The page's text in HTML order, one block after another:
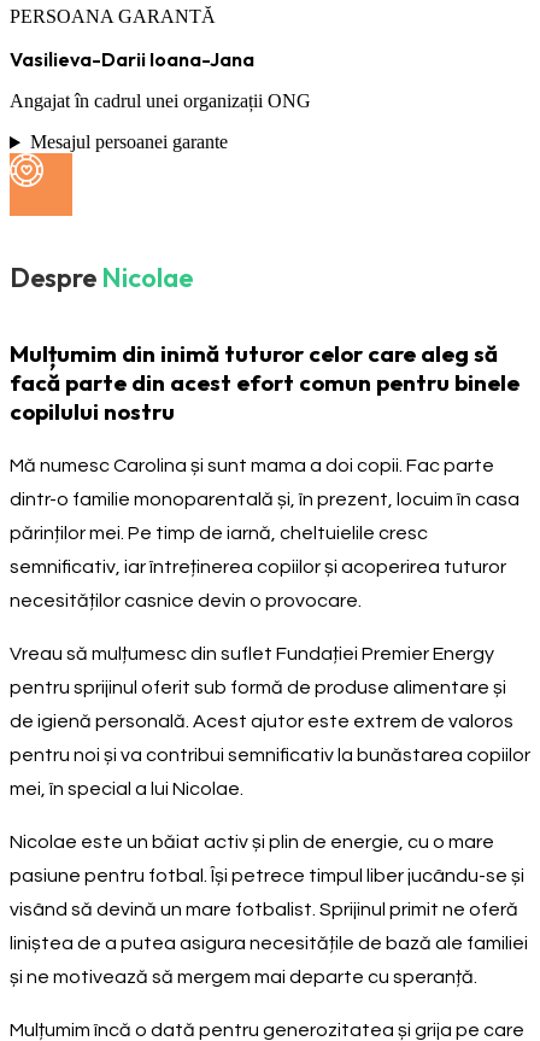
PERSOANA GARANTĂ
Vasilieva-Darii Ioana-Jana
Angajat în cadrul unei organizații ONG
Mesajul persoanei garante
Despre Nicolae
Mulțumim din inimă tuturor celor care aleg să
facă parte din acest efort comun pentru binele
copilului nostru
Mă numesc Carolina și sunt mama a doi copii. Fac parte
dintr-o familie monoparentală și, în prezent, locuim în casa
părinților mei. Pe timp de iarnă, cheltuielile cresc
semnificativ, iar întreținerea copiilor și acoperirea tuturor
necesităților casnice devin o provocare.
Vreau să mulțumesc din suflet Fundației Premier Energy
pentru sprijinul oferit sub formă de produse alimentare și
de igienă personală. Acest ajutor este extrem de valoros
pentru noi și va contribui semnificativ la bunăstarea copiilor
mei, în special a lui Nicolae.
Nicolae este un băiat activ și plin de energie, cu o mare
pasiune pentru fotbal. Își petrece timpul liber jucându-se și
visând să devină un mare fotbalist. Sprijinul primit ne oferă
liniștea de a putea asigura necesitățile de bază ale familiei
și ne motivează să mergem mai departe cu speranță.
Mulțumim încă o dată pentru generozitatea și grija pe care